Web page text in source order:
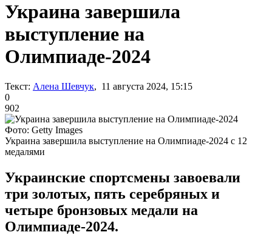
Украина завершила
выступление на
Олимпиаде-2024
Текст: Алена Шевчук, 11 августа 2024, 15:15
0
902
Фото: Getty Images
Украина завершила выступление на Олимпиаде-2024 с 12
медалями
Украинские спортсмены завоевали
три золотых, пять серебряных и
четыре бронзовых медали на
Олимпиаде-2024.